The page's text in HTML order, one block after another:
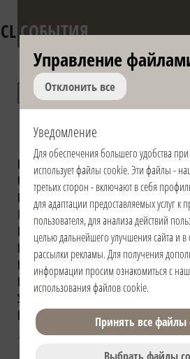
CLСОБЫТИЯ
Презентации книг
Луиджи
Выбрать книгу: Религиозное
Un avvenimento nella vita
Dall’utopia alla presenza (1975-
Il miracolo dell'ospitalità
Новые пути христианского опыта
Realtà e giovinezza. La sfida
Dalla liturgia vissuta. Una
Рискованное дело воспитания
У истоков христианского
Можно ли жить так?
2/27/
Управление
Отклонить все
Уведомление
Для обеспечения большего удобства
использует файлы сookie. Эти файлы -
третьих сторон - включают в себя
для адаптации предоставляемых услуг к
пользователя, для анализа действий
целью дальнейшего улучшения сайта и в
рассылки рекламы. Для получения
информации просим ознакомиться с
использования файлов cookie.
Принять все файлы